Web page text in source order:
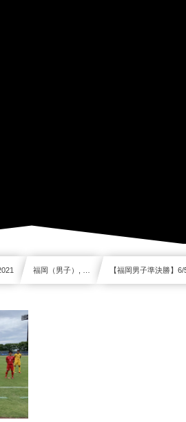
福岡（男子）, … 【福岡男子準決勝】